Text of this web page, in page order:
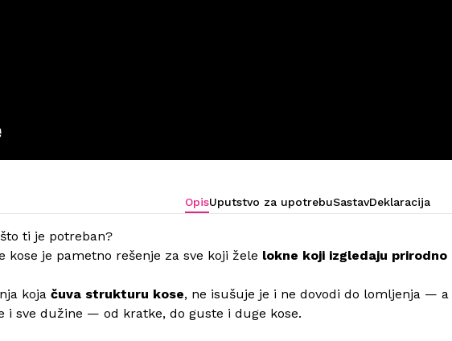
OpisUputstvo za upotrebuSastavDeklaracija
ti je potreban?
kose je pametno rešenje za sve koji žele lokne koji izgledaju prirodno
koja čuva strukturu kose, ne isušuje je i ne dovodi do lomljenja —
i sve dužine — od kratke, do guste i duge kose.